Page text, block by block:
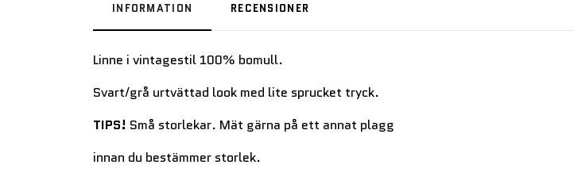
INFORMATION RECENSIONER
Linne i vintagestil 100% bomull.
Svart/grå urtvättad look med lite sprucket tryck.
TIPS! Små storlekar. Mät gärna på ett annat plagg
innan du bestämmer storlek.